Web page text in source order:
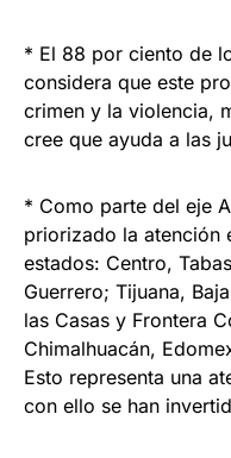
* El 88 por ciento de
considera que este
crimen y la violencia,
cree que ayuda a las
* Como parte del eje
priorizado la atención
estados: Centro,
Guerrero; Tijuana,
las Casas y Frontera
Chimalhuacán,
Esto representa una
con ello se han